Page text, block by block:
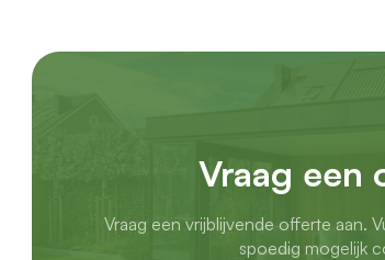
Vraag een
Vraag een vrijblijvende offerte aan.
spoedig mogelijk